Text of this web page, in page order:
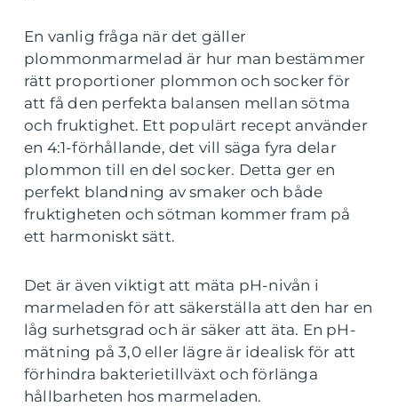
En vanlig fråga när det gäller
plommonmarmelad är hur man bestämmer
rätt proportioner plommon och socker för
att få den perfekta balansen mellan sötma
och fruktighet. Ett populärt recept använder
en 4:1-förhållande, det vill säga fyra delar
plommon till en del socker. Detta ger en
perfekt blandning av smaker och både
fruktigheten och sötman kommer fram på
ett harmoniskt sätt.
Det är även viktigt att mäta pH-nivån i
marmeladen för att säkerställa att den har en
låg surhetsgrad och är säker att äta. En pH-
mätning på 3,0 eller lägre är idealisk för att
förhindra bakterietillväxt och förlänga
hållbarheten hos marmeladen.